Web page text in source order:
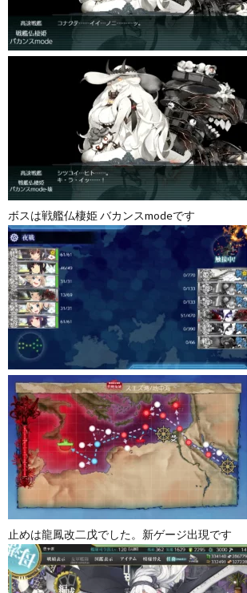
ボスは戦艦仏棲姫 バカンスmodeです
止めは龍鳳改二戊でした。新ゲージ出現です